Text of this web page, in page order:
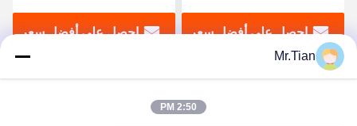
على البارد 2013304316
احصل على أفضل سعر
الذهب الوردي
احصل على أفضل سعر
Mr.Tian
2:50 PM